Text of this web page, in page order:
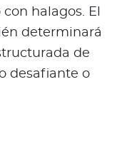
halagos. El
determinará
de
desafiante o